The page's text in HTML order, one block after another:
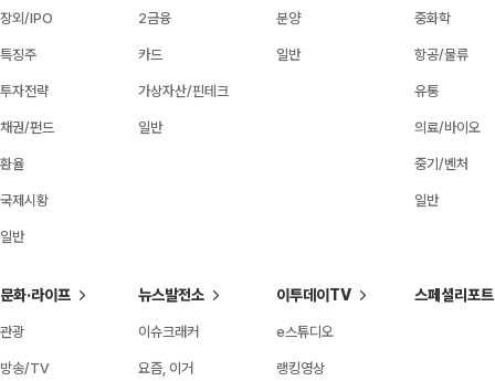
장외/IPO
특징주
투자전략
채권/펀드
환율
국제시황
일반
2금융
카드
가상자산/핀테크
일반
분양
일반
중화학
항공/물류
유통
의료/바이오
중기/벤처
일반
문화·라이프
관광
방송/TV
뉴스발전소
이슈크래커
요즘, 이거
이투데이TV
e스튜디오
랭킹영상
스페셜리포트